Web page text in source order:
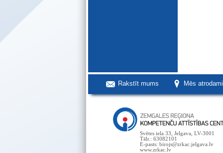
Rakstīt mums Mēs
Svētes iela 33, Jelgava, LV-3001
Tālr.: 63082101
E-pasts: birojs@zrkac.jelgava.lv
www.zrkac.lv